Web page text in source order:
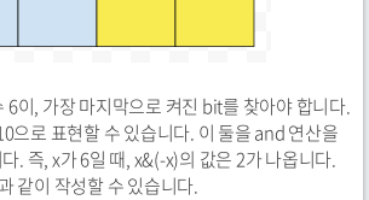
6이, 가장 마지막으로 켜진 bit를 찾아야 합니다.
으로 표현할 수 있습니다. 이 둘을 and 연산을
. 즉, x가 6일 때, x&(-x)의 값은 2가 나옵니다.
같이 작성할 수 있습니다.